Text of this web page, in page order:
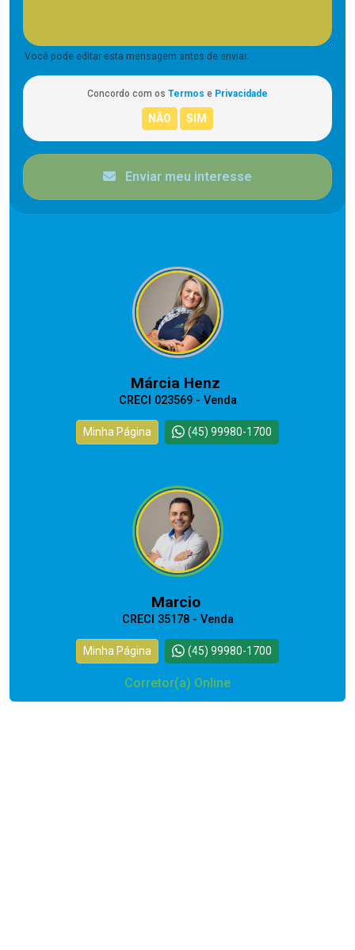
Você pode editar esta mensagem antes de enviar.
Concordo com os Termos e Privacidade
Enviar meu interesse
Márcia Henz
CRECI 023569 - Venda
Minha Página (45) 99980-1700
Marcio
CRECI 35178 - Venda
Minha Página (45) 99980-1700
Corretor(a) Online